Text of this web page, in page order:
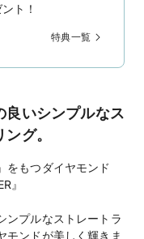
ト！
特典一覧
良いシンプルなス
グ。
をもつダイヤモンド
』
ンプルなストレートラ
モンドが美しく輝きま